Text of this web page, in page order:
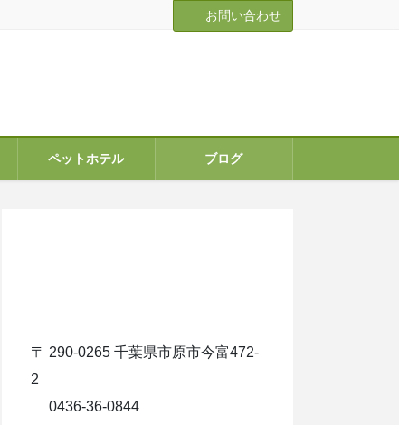
お問い合わせ
ペットホテル ブログ
〒 290-0265 千葉県市原市今富472-
2
0436-36-0844